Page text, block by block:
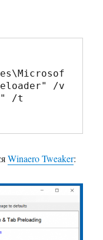
/v
/t
Winaero Tweaker: